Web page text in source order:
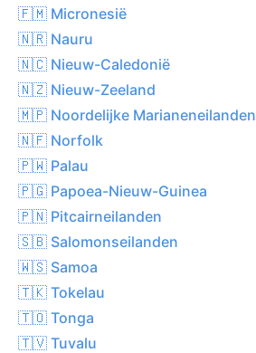
🇫🇲 Micronesië
🇳🇷 Nauru
🇳🇨 Nieuw-Caledonië
🇳🇿 Nieuw-Zeeland
🇲🇵 Noordelijke Marianeneilanden
🇳🇫 Norfolk
🇵🇼 Palau
🇵🇬 Papoea-Nieuw-Guinea
🇵🇳 Pitcairneilanden
🇸🇧 Salomonseilanden
🇼🇸 Samoa
🇹🇰 Tokelau
🇹🇴 Tonga
🇹🇻 Tuvalu